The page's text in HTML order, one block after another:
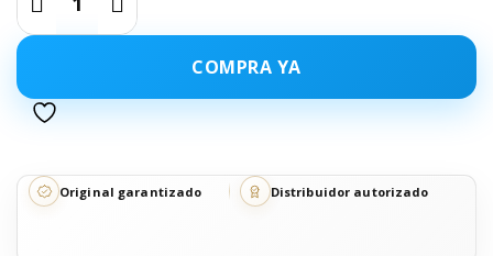
COMPRA YA
Original garantizado Distribuidor autorizado